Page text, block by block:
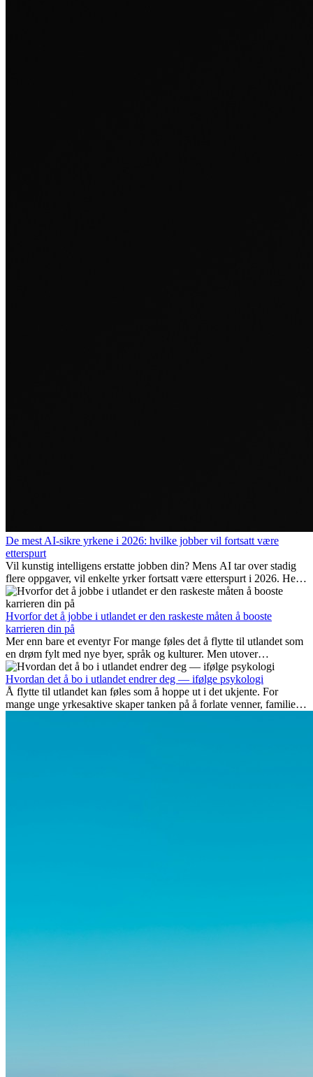
De mest AI-sikre yrkene i 2026: hvilke jobber vil fortsatt være
etterspurt
Vil kunstig intelligens erstatte jobben din? Mens AI tar over stadig
flere oppgaver, vil enkelte yrker fortsatt være etterspurt i 2026. Her
ser vi på hvilke jobber som er mest fremtidssikre, hvilke ferdigheter
som blir viktige, og hvorfor mange av disse jobbene også gir
internasjonale muligheter.
Hvorfor det å jobbe i utlandet er den raskeste måten å booste
karrieren din på
Mer enn bare et eventyr For mange føles det å flytte til utlandet som
en drøm fylt med nye byer, språk og kulturer. Men utover
spenningen ved...
Hvordan det å bo i utlandet endrer deg — ifølge psykologi
Å flytte til utlandet kan føles som å hoppe ut i det ukjente. For
mange unge yrkesaktive skaper tanken på å forlate venner, familie